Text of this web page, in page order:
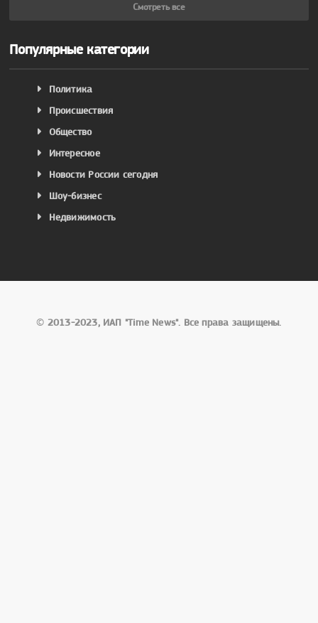
Смотреть все
Популярные категории
Политика
Происшествия
Общество
Интересное
Новости России сегодня
Шоу-бизнес
Недвижимость
© 2013-2023, ИАП "Time News". Все права защищены.